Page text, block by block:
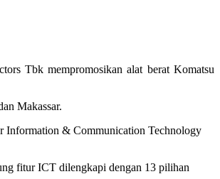
Tbk mempromosikan alat berat Komatsu
Makassar.
Information & Communication Technology
fitur ICT dilengkapi dengan 13 pilihan